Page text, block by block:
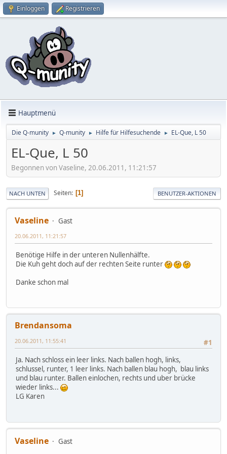
Einloggen Registrieren
Hauptmenü
Die Q-munity ► Q-munity ► Hilfe für Hilfesuchende ► EL-Que, L 50
EL-Que, L 50
Begonnen von Vaseline, 20.06.2011, 11:21:57
NACH UNTEN Seiten 1 BENUTZER-AKTIONEN
Vaseline Gast
20.06.2011, 11:21:57
Benötige Hilfe in der unteren Nullenhälfte.
Die Kuh geht doch auf der rechten Seite runter
Danke schon mal
Brendansoma
#1
20.06.2011, 11:55:41
Ja. Nach schloss ein leer links. Nach ballen hogh, links,
schlussel, runter, 1 leer links. Nach ballen blau hogh, blau links
und blau runter. Ballen einlochen, rechts und uber brücke
wieder links...
LG Karen
Vaseline
Gast